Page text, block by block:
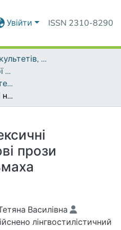
Увійти ISSN 2310-8290
Матеріали факультетів, інститутів, підрозділів
Факультет української філології і журналістики імені А. Малишка
Наукові праці Факультету української філології і журналістики імені А. Малишка
Оказіональні лексичні новотвори в мові прози Михайла Стельмаха
прози
Василівна
лінгвостилістичний